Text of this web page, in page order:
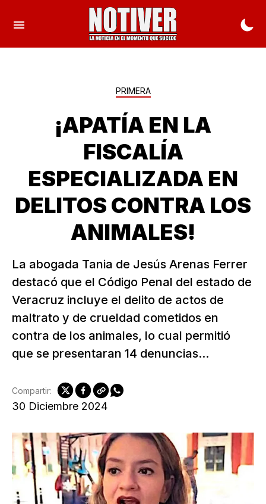
PRIMERA
¡APATÍA EN LA
FISCALÍA
ESPECIALIZADA EN
DELITOS CONTRA LOS
ANIMALES!
La abogada Tania de Jesús Arenas Ferrer
destacó que el Código Penal del estado de
Veracruz incluye el delito de actos de
maltrato y de crueldad cometidos en
contra de los animales, lo cual permitió
que se presentaran 14 denuncias...
30 Diciembre 2024
Compartir: